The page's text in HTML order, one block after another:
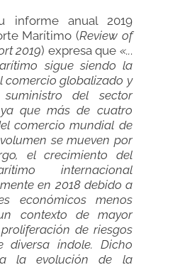
informe anual 2019
Marítimo (Review of
2019) expresa que «...
sigue siendo la
comercio globalizado y
del sector
que más de cuatro
comercio mundial de
se mueven por
el crecimiento del
internacional
en 2018 debido a
económicos menos
contexto de mayor
de riesgos
diversa índole. Dicho
la evolución de la